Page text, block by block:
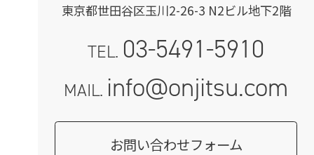
東京都世田谷区玉川2-26-3 N2ビル地下2階
TEL. 03-5491-5910
MAIL. info@onjitsu.com
お問い合わせフォーム